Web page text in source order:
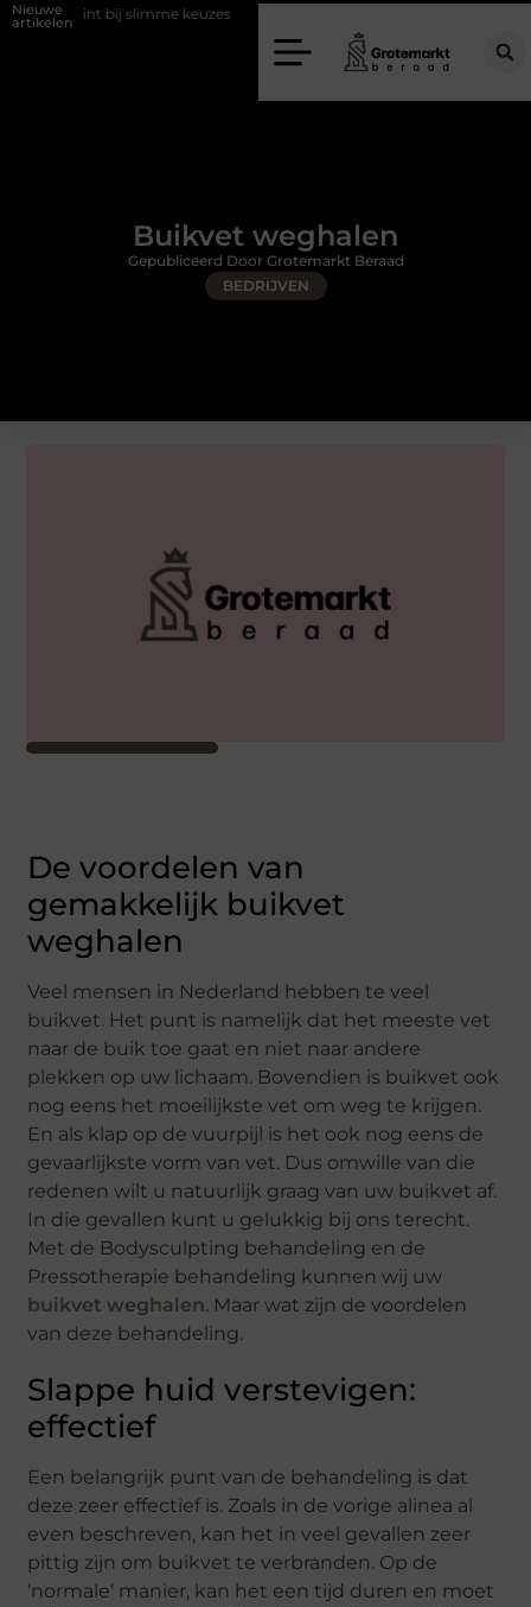
Nieuwe
artikelen
slimme keuzes Waarom kiezen voor een rijschool in Utrecht?
Buikvet weghalen
BEDRIJVEN
Gepubliceerd Door Grotemarkt Beraad
De voordelen van
gemakkelijk buikvet
weghalen
Veel mensen in Nederland hebben te veel
buikvet. Het punt is namelijk dat het meeste vet
naar de buik toe gaat en niet naar andere
plekken op uw lichaam. Bovendien is buikvet ook
nog eens het moeilijkste vet om weg te krijgen.
En als klap op de vuurpijl is het ook nog eens de
gevaarlijkste vorm van vet. Dus omwille van die
redenen wilt u natuurlijk graag van uw buikvet af.
In die gevallen kunt u gelukkig bij ons terecht.
Met de Bodysculpting behandeling en de
Pressotherapie behandeling kunnen wij uw
buikvet weghalen. Maar wat zijn de voordelen
van deze behandeling.
Slappe huid verstevigen:
effectief
Een belangrijk punt van de behandeling is dat
deze zeer effectief is. Zoals in de vorige alinea al
even beschreven, kan het in veel gevallen zeer
pittig zijn om buikvet te verbranden. Op de
‘normale’ manier, kan het een tijd duren en moet